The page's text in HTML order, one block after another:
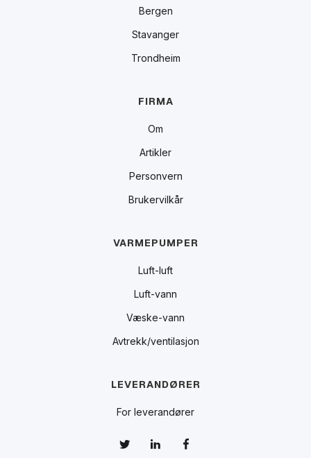
Bergen
Stavanger
Trondheim
FIRMA
Om
Artikler
Personvern
Brukervilkår
VARMEPUMPER
Luft-luft
Luft-vann
Væske-vann
Avtrekk/ventilasjon
LEVERANDØRER
For leverandører